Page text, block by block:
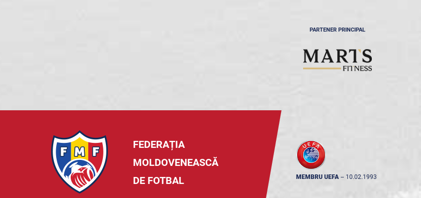
PARTENER PRINCIPAL
FEDERAȚIA
MOLDOVENEASCĂ
DE FOTBAL
MEMBRU UEFA -- 10.02.1993